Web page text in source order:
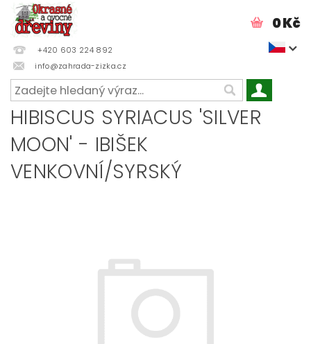
+420 603 224 892
info@zahrada-zizka.cz
0 Kč
HIBISCUS SYRIACUS 'SILVER
MOON' - IBIŠEK
VENKOVNÍ/SYRSKÝ